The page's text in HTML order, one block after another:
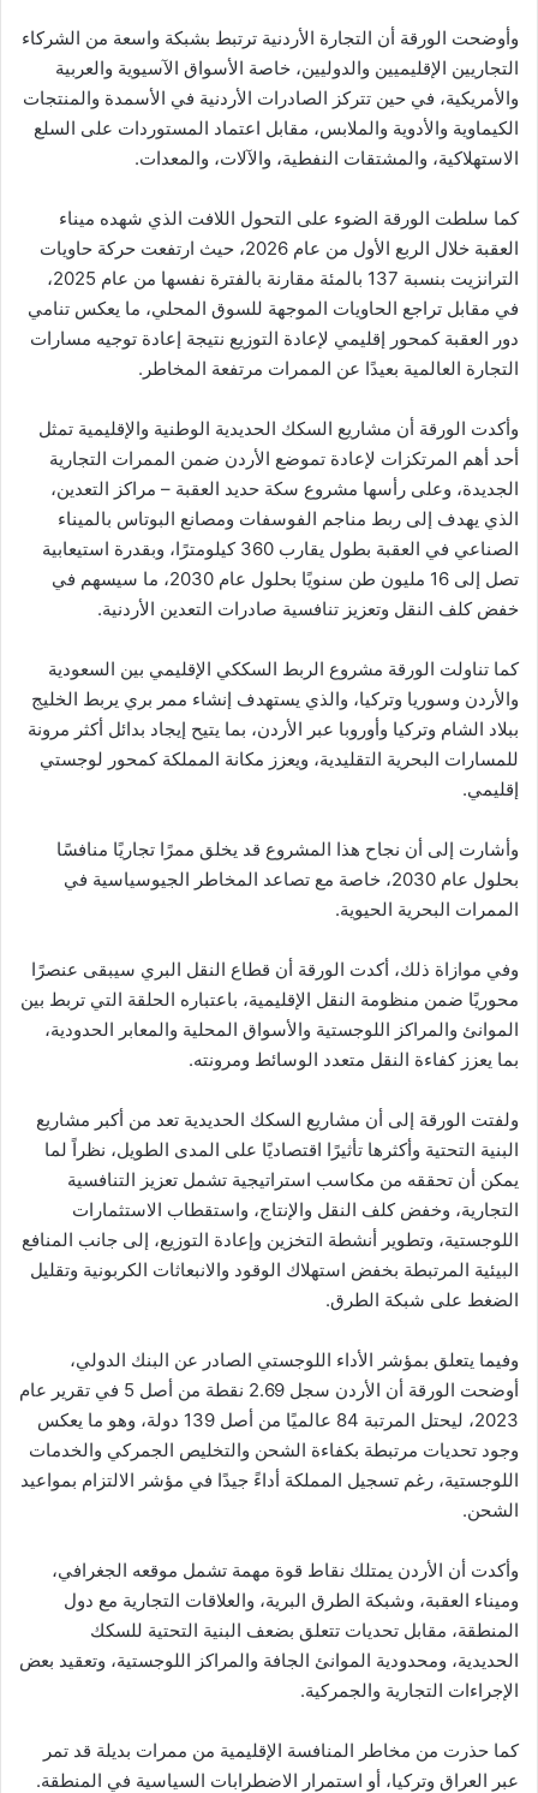
وأوضحت الورقة أن التجارة الأردنية ترتبط بشبكة واسعة من الشركاء
التجاريين الإقليميين والدوليين، خاصة الأسواق الآسيوية والعربية
والأمريكية، في حين تتركز الصادرات الأردنية في الأسمدة والمنتجات
الكيماوية والأدوية والملابس، مقابل اعتماد المستوردات على السلع
الاستهلاكية، والمشتقات النفطية، والآلات، والمعدات.
كما سلطت الورقة الضوء على التحول اللافت الذي شهده ميناء
العقبة خلال الربع الأول من عام 2026، حيث ارتفعت حركة حاويات
الترانزيت بنسبة 137 بالمئة مقارنة بالفترة نفسها من عام 2025،
في مقابل تراجع الحاويات الموجهة للسوق المحلي، ما يعكس تنامي
دور العقبة كمحور إقليمي لإعادة التوزيع نتيجة إعادة توجيه مسارات
التجارة العالمية بعيدًا عن الممرات مرتفعة المخاطر.
وأكدت الورقة أن مشاريع السكك الحديدية الوطنية والإقليمية تمثل
أحد أهم المرتكزات لإعادة تموضع الأردن ضمن الممرات التجارية
الجديدة، وعلى رأسها مشروع سكة حديد العقبة – مراكز التعدين،
الذي يهدف إلى ربط مناجم الفوسفات ومصانع البوتاس بالميناء
الصناعي في العقبة بطول يقارب 360 كيلومترًا، وبقدرة استيعابية
تصل إلى 16 مليون طن سنويًا بحلول عام 2030، ما سيسهم في
خفض كلف النقل وتعزيز تنافسية صادرات التعدين الأردنية.
كما تناولت الورقة مشروع الربط السككي الإقليمي بين السعودية
والأردن وسوريا وتركيا، والذي يستهدف إنشاء ممر بري يربط الخليج
ببلاد الشام وتركيا وأوروبا عبر الأردن، بما يتيح إيجاد بدائل أكثر مرونة
للمسارات البحرية التقليدية، ويعزز مكانة المملكة كمحور لوجستي
إقليمي.
وأشارت إلى أن نجاح هذا المشروع قد يخلق ممرًا تجاريًا منافسًا
بحلول عام 2030، خاصة مع تصاعد المخاطر الجيوسياسية في
الممرات البحرية الحيوية.
وفي موازاة ذلك، أكدت الورقة أن قطاع النقل البري سيبقى عنصرًا
محوريًا ضمن منظومة النقل الإقليمية، باعتباره الحلقة التي تربط بين
الموانئ والمراكز اللوجستية والأسواق المحلية والمعابر الحدودية،
بما يعزز كفاءة النقل متعدد الوسائط ومرونته.
ولفتت الورقة إلى أن مشاريع السكك الحديدية تعد من أكبر مشاريع
البنية التحتية وأكثرها تأثيرًا اقتصاديًا على المدى الطويل، نظراً لما
يمكن أن تحققه من مكاسب استراتيجية تشمل تعزيز التنافسية
التجارية، وخفض كلف النقل والإنتاج، واستقطاب الاستثمارات
اللوجستية، وتطوير أنشطة التخزين وإعادة التوزيع، إلى جانب المنافع
البيئية المرتبطة بخفض استهلاك الوقود والانبعاثات الكربونية وتقليل
الضغط على شبكة الطرق.
وفيما يتعلق بمؤشر الأداء اللوجستي الصادر عن البنك الدولي،
أوضحت الورقة أن الأردن سجل 2.69 نقطة من أصل 5 في تقرير عام
2023، ليحتل المرتبة 84 عالميًا من أصل 139 دولة، وهو ما يعكس
وجود تحديات مرتبطة بكفاءة الشحن والتخليص الجمركي والخدمات
اللوجستية، رغم تسجيل المملكة أداءً جيدًا في مؤشر الالتزام بمواعيد
الشحن.
وأكدت أن الأردن يمتلك نقاط قوة مهمة تشمل موقعه الجغرافي،
وميناء العقبة، وشبكة الطرق البرية، والعلاقات التجارية مع دول
المنطقة، مقابل تحديات تتعلق بضعف البنية التحتية للسكك
الحديدية، ومحدودية الموانئ الجافة والمراكز اللوجستية، وتعقيد بعض
الإجراءات التجارية والجمركية.
كما حذرت من مخاطر المنافسة الإقليمية من ممرات بديلة قد تمر
عبر العراق وتركيا، أو استمرار الاضطرابات السياسية في المنطقة.